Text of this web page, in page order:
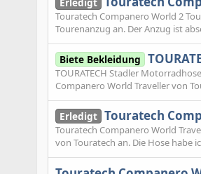
Touratech Companero World 2
Tourenanzug an. Der Anzug ist
Biete Bekleidung
TOURATECH Stadler
Companero World Traveller von
Erledigt Touratech
Touratech Companero World
von Touratech an. Die Hose habe